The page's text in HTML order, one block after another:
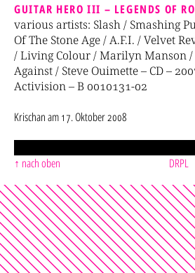
GUITAR HERO III – LEGENDS OF
various artists: Slash / Smashing
Of The Stone Age / A.F.I. / Velvet
/ Living Colour / Marilyn Manson /
Against / Steve Ouimette – CD –
Activision – B 0010131-02
Krischanam17. Oktober 2008
DRPL
nach oben